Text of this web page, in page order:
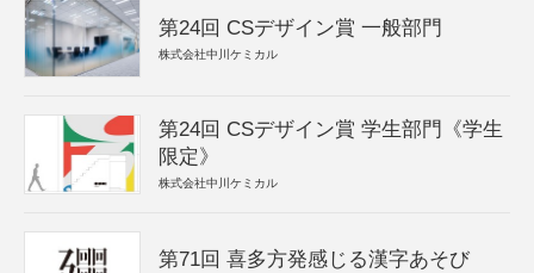
第24回 CSデザイン賞 一般部門
株式会社中川ケミカル
第24回 CSデザイン賞 学生部門《学生
限定》
株式会社中川ケミカル
第71回 喜多方発感じる漢字あそび